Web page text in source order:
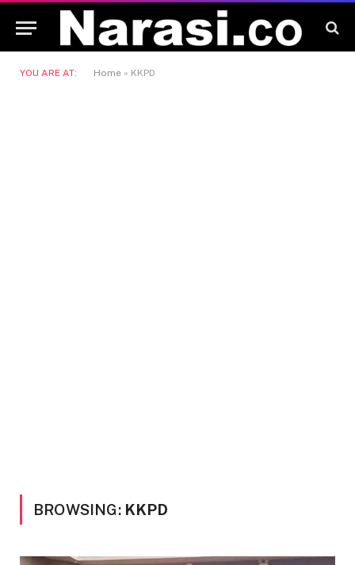
YOU ARE AT: Home » KKPD
BROWSING: KKPD